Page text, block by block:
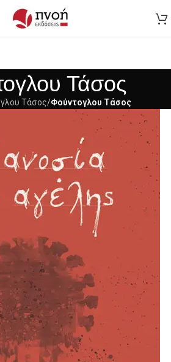
Τάσος
Τάσος/Φούντογλου Τάσος